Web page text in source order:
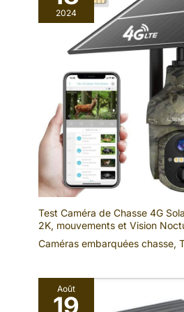
Radio
longue
claire;
rappels
pour
temps;
aide à
service client. Si vous avez des
questions, veuillez nous
contacter par e-mail.
2024
Test Caméra de Chasse 4G
2K, mouvements et Vision
Caméras embarquées chasse,
Août
19